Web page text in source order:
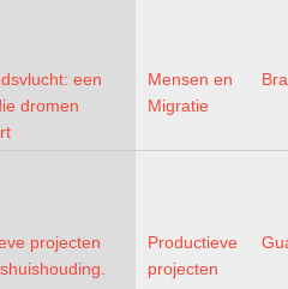
een
dromen
Mensen en
Migratie
projecten
Productieve
projecten